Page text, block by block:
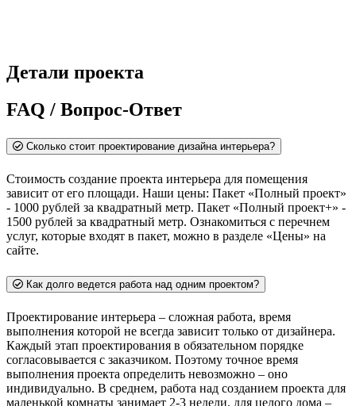
Детали проекта
FAQ / Вопрос-Ответ
Сколько стоит проектирование дизайна интерьера?
Стоимость создание проекта интерьера для помещения
зависит от его площади. Наши цены: Пакет «Полный проект»
- 1000 рублей за квадратный метр. Пакет «Полный проект+» -
1500 рублей за квадратный метр. Ознакомиться с перечнем
услуг, которые входят в пакет, можно в разделе «Цены» на
сайте.
Как долго ведется работа над одним проектом?
Проектирование интерьера – сложная работа, время
выполнения которой не всегда зависит только от дизайнера.
Каждый этап проектирования в обязательном порядке
согласовывается с заказчиком. Поэтому точное время
выполнения проекта определить невозможно – оно
индивидуально. В среднем, работа над созданием проекта для
маленькой комнаты занимает 2-3 недели, для целого дома –